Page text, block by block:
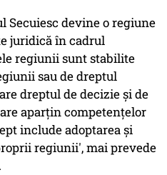
Secuiesc devine o regiune
juridică în cadrul
regiunii sunt stabilite
sau de dreptul
dreptul de decizie şi de
aparţin competenţelor
include adoptarea şi
regiunii', mai prevede